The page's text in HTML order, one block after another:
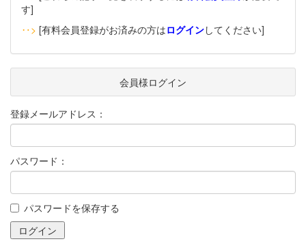
す]
‥> [有料会員登録がお済みの方はログインしてください]
会員様ログイン
登録メールアドレス：
パスワード：
パスワードを保存する